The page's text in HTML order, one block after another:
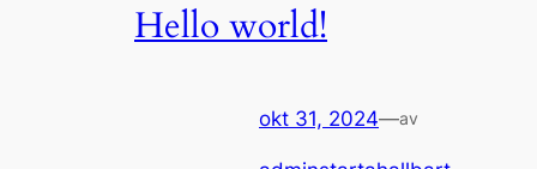
Hello world!
okt 31, 2024—av